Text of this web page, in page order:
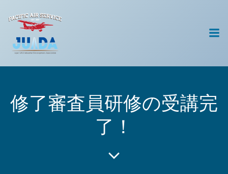
へ
ッ
プ
修了審査員研修の受講完
了！